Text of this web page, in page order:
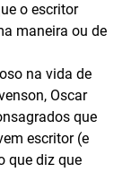
o escritor
maneira ou de
na vida de
Oscar
que
escritor (e
que diz que